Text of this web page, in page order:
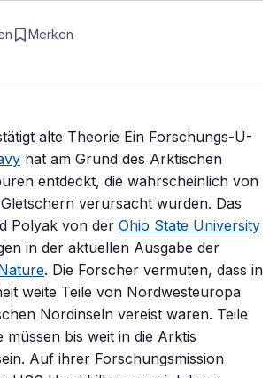
Merken
alte Theorie Ein Forschungs-U-
hat am Grund des Arktischen
entdeckt, die wahrscheinlich von
verursacht wurden. Das
Polyak von der Ohio State University
in der aktuellen Ausgabe der
. Die Forscher vermuten, dass in
weite Teile von Nordwesteuropa
Nordinseln vereist waren. Teile
müssen bis weit in die Arktis
Auf ihrer Forschungsmission